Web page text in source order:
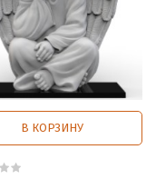
В КОРЗИНУ